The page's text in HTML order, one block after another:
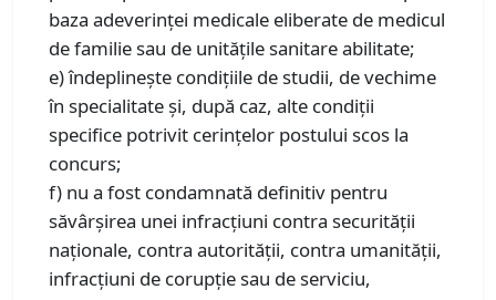
baza adeverinței medicale eliberate de medicul
de familie sau de unitățile sanitare abilitate;
e) îndeplinește condițiile de studii, de vechime
în specialitate și, după caz, alte condiții
specifice potrivit cerințelor postului scos la
concurs;
f) nu a fost condamnată definitiv pentru
săvârșirea unei infracțiuni contra securității
naționale, contra autorității, contra umanității,
infracțiuni de corupție sau de serviciu,